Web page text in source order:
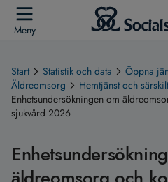
Meny
Start Statistik och data Öppna
Äldreomsorg
Hemtjänst och
Enhetsundersökningen om
sjukvård 2026